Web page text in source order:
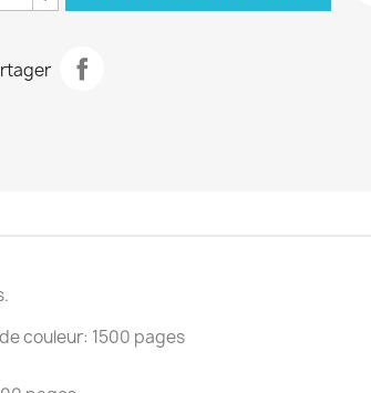
couleur: 1500 pages